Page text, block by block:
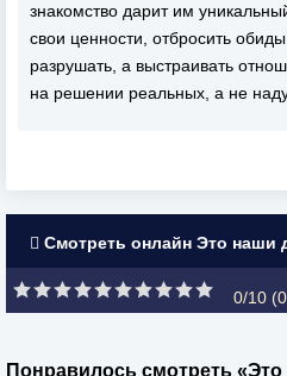
знакомство дарит им
свои ценности, отбросить
разрушать, а выстраивать
на решении реальных, а не
Смотреть онлайн Это наши
0/10 (0
Понравилось смотреть